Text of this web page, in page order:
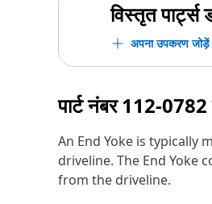
विस्तृत पार्ट्स
अपना उपकरण जोड़ें
पार्ट नंबर112-0782
An End Yoke is
driveline. The End
from the driveline.